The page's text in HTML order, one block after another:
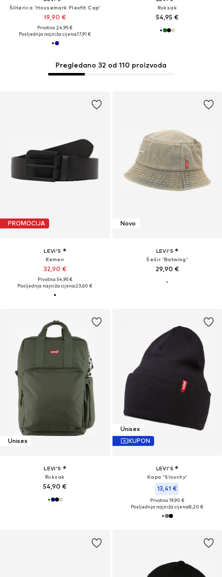
Šilterica 'Housemark Flexfit Cap'
19,90 €
Prvotno: 24,95 €
Posljednja najniža cijena:17,91 €
Ruksak
54,95 €
PROMOCIJA
LEVI'S ®
Remen
32,90 €
Prvotno: 54,95 €
Posljednja najniža cijena:23,60 €
Pregledano 32 od 110 proizvoda
Novo
LEVI'S ®
Šešir 'Batwing'
29,90 €
Unisex
LEVI'S ®
Ruksak
54,90 €
Unisex
KUPON
LEVI'S ®
Kapa 'Slouchy'
13,41 €
Prvotno: 19,90 €
Posljednja najniža cijena:8,20 €